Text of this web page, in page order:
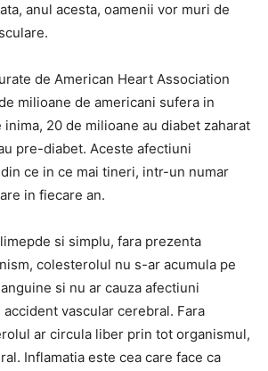
anul acesta, oamenii vor muri de
de American Heart Association
milioane de americani sufera in
20 de milioane au diabet zaharat
pre-diabet. Aceste afectiuni
ce in ce mai tineri, intr-un numar
in fiecare an.
si simplu, fara prezenta
colesterolul nu s-ar acumula pe
si nu ar cauza afectiuni
vascular cerebral. Fara
ar circula liber prin tot organismul,
Inflamatia este cea care face ca